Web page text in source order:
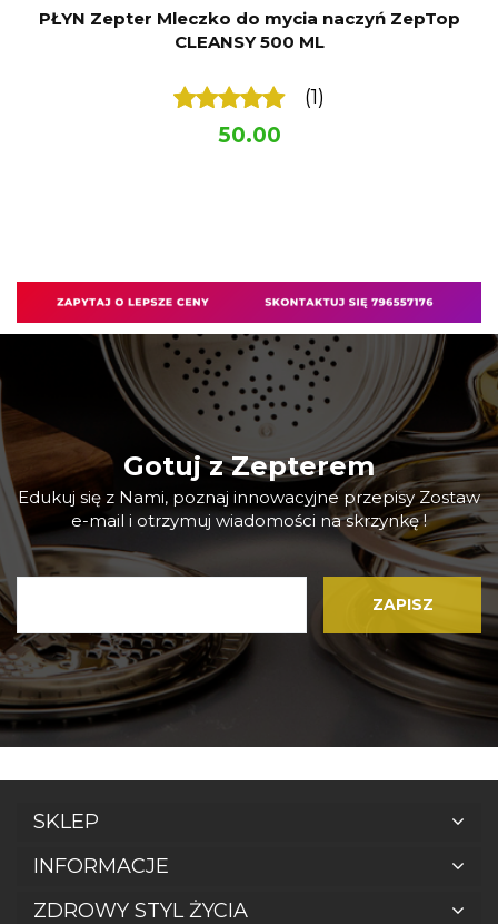
PŁYN Zepter Mleczko do mycia naczyń ZepTop
CLEANSY 500 ML
(1)
50.00
Gotuj z Zepterem
Edukuj się z Nami, poznaj innowacyjne przepisy Zostaw
e-mail i otrzymuj wiadomości na skrzynkę !
SKLEP
INFORMACJE
ZDROWY STYL ŻYCIA